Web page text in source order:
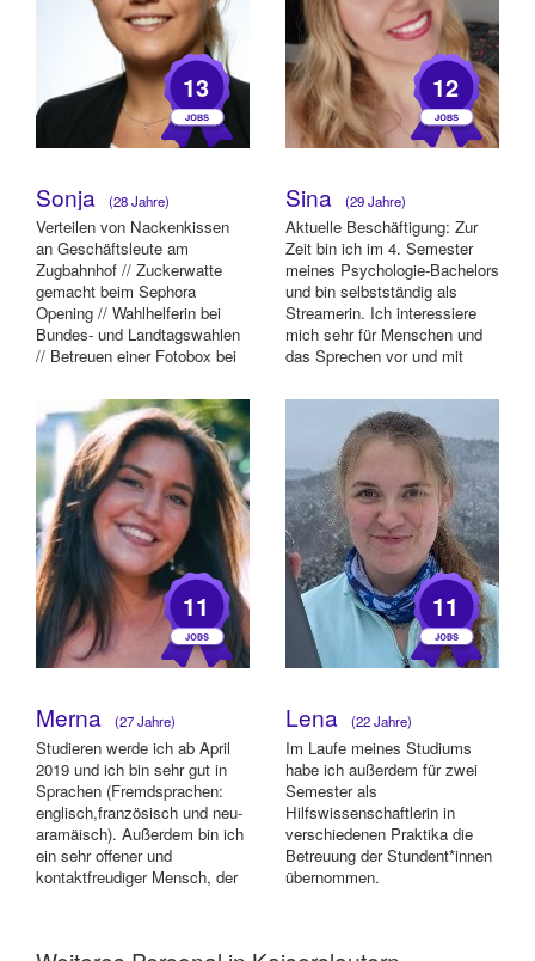
13
Sonja (28 Jahre)
Verteilen von Nackenkissen
an Geschäftsleute am
Zugbahnhof // Zuckerwatte
gemacht beim Sephora
Opening // Wahlhelferin bei
Bundes- und Landtagswahlen
// Betreuen einer Fotobox bei
12
Sina (29 Jahre)
Aktuelle Beschäftigung: Zur
Zeit bin ich im 4. Semester
meines Psychologie-Bachelors
und bin selbstständig als
Streamerin. Ich interessiere
mich sehr für Menschen und
das Sprechen vor und mit
11
Merna (27 Jahre)
Studieren werde ich ab April
2019 und ich bin sehr gut in
Sprachen (Fremdsprachen:
englisch,französisch und neu-
aramäisch). Außerdem bin ich
ein sehr offener und
kontaktfreudiger Mensch, der
11
Lena (22 Jahre)
Im Laufe meines Studiums
habe ich außerdem für zwei
Semester als
Hilfswissenschaftlerin in
verschiedenen Praktika die
Betreuung der Stundent*innen
übernommen.